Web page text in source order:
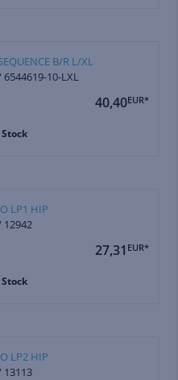
B/R L/XL
6544619-10-LXL
40,40EUR*
LP1 HIP
12942
27,31 EUR*
LP2 HIP
13113